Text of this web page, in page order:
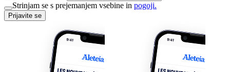
Strinjam se s prejemanjem vsebine in pogoji.
Prijavite se